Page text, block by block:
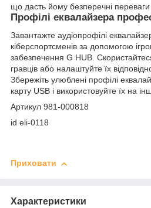
що дасть йому безперечні переваги
Профілі еквалайзера
Завантажте аудіопрофілі
кіберспортсменів за допомогою
забезпечення G HUB.
гравців або налаштуйте їх
Збережіть улюблені профілі
карту USB і використовуйте їх на
Артикул 981-000818
id eli-0118
Приховати
Характеристики